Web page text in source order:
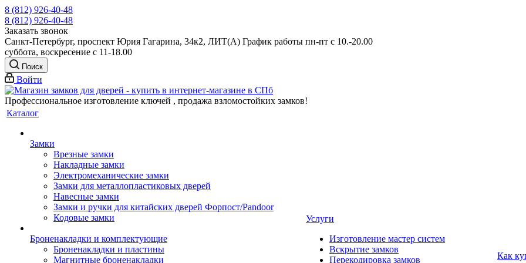
8 (812) 926-40-48
8 (812) 926-40-48
Заказать звонок
Санкт-Петербург, проспект Юрия Гагарина, 34к2, ЛИТ(А) График работы пн-пт с 10.-20.00
суббота, воскресение с 11-18.00
Поиск
Войти
Профессиональное изготовление ключей , продажа взломостойких замков!
Каталог
Замки
Врезные замки
Накладные замки
Электромеханические замки
Замки для металлопластиковых дверей
Навесные замки
Замки и ручки для китайских дверей Форпост/Раndoor
Кодовые замки
Броненакладки и комплектующие
Броненакладки и пластины
Магнитные броненакладки
Услуги
Изготовление мастер систем
Вскрытие замков
Перекодировка замков
Как